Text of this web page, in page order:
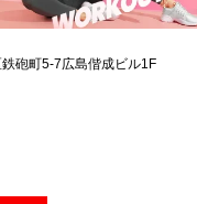
砲町5-7広島偕成ビル1F